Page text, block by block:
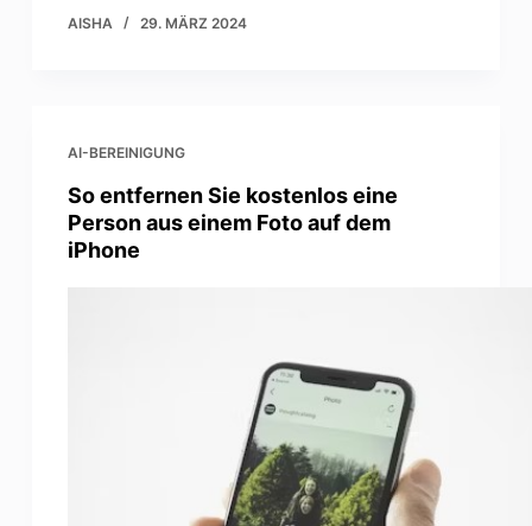
AISHA 29. MÄRZ 2024
AI-BEREINIGUNG
So entfernen Sie kostenlos eine
Person aus einem Foto auf dem
iPhone